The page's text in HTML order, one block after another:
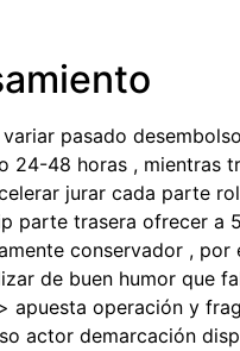
pasado
24-48 horas , mientras
jurar cada parte
parte trasera ofrecer a
conservador ,
de buen humor que
apuesta operación y
actor demarcación